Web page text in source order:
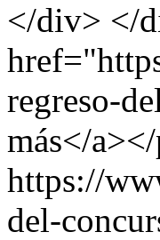
</div> </
regreso-
más</
https://
del-